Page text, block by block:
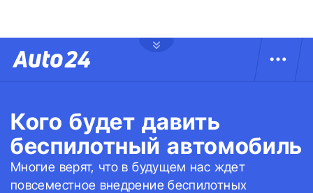
Кого будет давить
беспилотный автомобиль
Многие верят, что в будущем нас ждет
повсеместное внедрение беспилотных